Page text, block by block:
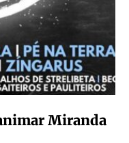
Miranda